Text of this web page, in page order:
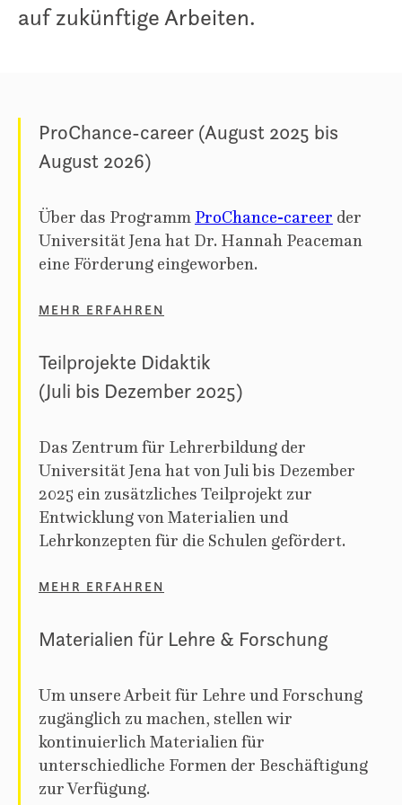
auf zukünftige Arbeiten.
ProChance-career (August 2025 bis
August 2026)
Über das Programm ProChance-career der
Universität Jena hat Dr. Hannah Peaceman
eine Förderung eingeworben.
MEHR ERFAHREN
Teilprojekte Didaktik
(Juli bis Dezember 2025)
Das Zentrum für Lehrerbildung der
Universität Jena hat von Juli bis Dezember
2025 ein zusätzliches Teilprojekt zur
Entwicklung von Materialien und
Lehrkonzepten für die Schulen gefördert.
MEHR ERFAHREN
Materialien für Lehre & Forschung
Um unsere Arbeit für Lehre und Forschung
zugänglich zu machen, stellen wir
kontinuierlich Materialien für
unterschiedliche Formen der Beschäftigung
zur Verfügung.